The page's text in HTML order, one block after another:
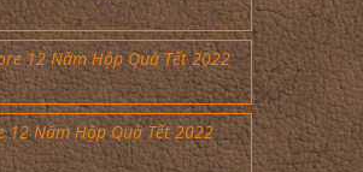
12 Năm Hộp Quà Tết 2022
Năm Hộp Quà Tết 2022